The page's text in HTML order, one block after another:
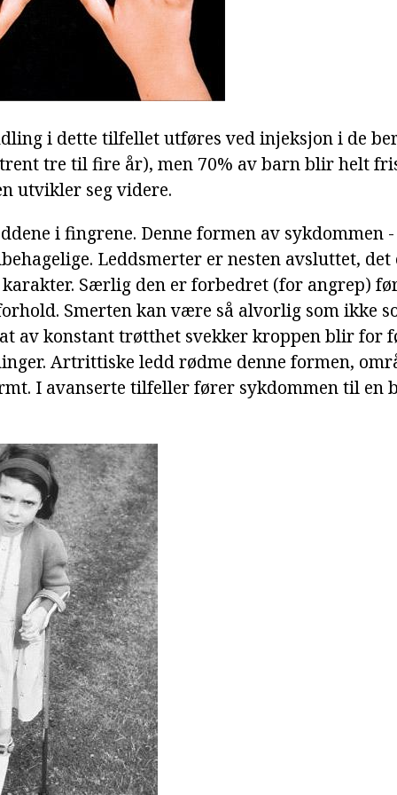
i dette tilfellet utføres ved injeksjon i de
tre til fire år), men 70% av barn blir helt
utvikler seg videre.
i fingrene. Denne formen av sykdommen
Leddsmerter er nesten avsluttet,
Særlig den er forbedret (for angrep)
Smerten kan være så alvorlig som ikke
av konstant trøtthet svekker kroppen blir for
Artrittiske ledd rødme denne formen,
I avanserte tilfeller fører sykdommen til en